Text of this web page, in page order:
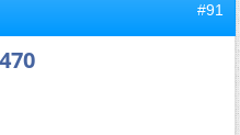
#91